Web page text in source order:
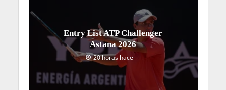
Entry List ATP Challenger
Astana 2026
20 horas hace